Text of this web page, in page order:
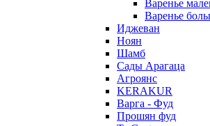
Варенье
Варенье
Иджеван
Ноян
Шамб
Сады Арагаца
Агроянс
KERAKUR
Варга - Фуд
Прошян фуд